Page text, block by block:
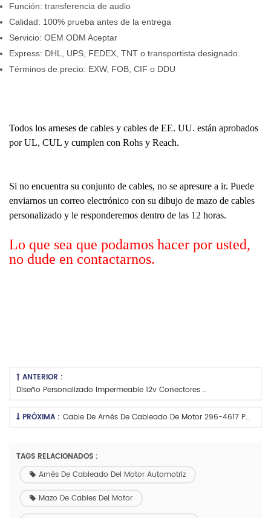
Función: transferencia de audio
Calidad: 100% prueba antes de la entrega
Servicio: OEM ODM Aceptar
Express: DHL, UPS, FEDEX, TNT o transportista designado.
Términos de precio: EXW, FOB, CIF o DDU
Todos los arneses de cables y cables de EE. UU. están aprobados
por UL, CUL y cumplen con Rohs y Reach.
Si no encuentra su conjunto de cables, no se apresure a ir. Puede
enviarnos un correo electrónico con su dibujo de mazo de cables
personalizado y le responderemos dentro de las 12 horas.
Lo que sea que podamos hacer por usted,
no dude en contactarnos.
ANTERIOR :
Diseño Personalizado Impermeable 12v Conectores De Cable
PRÓXIMA : Cable De Arnés De Cableado De Motor 296-4617 Personalizado
TAGS RELACIONADOS :
Arnés De Cableado Del Motor Automotriz
Mazo De Cables Del Motor